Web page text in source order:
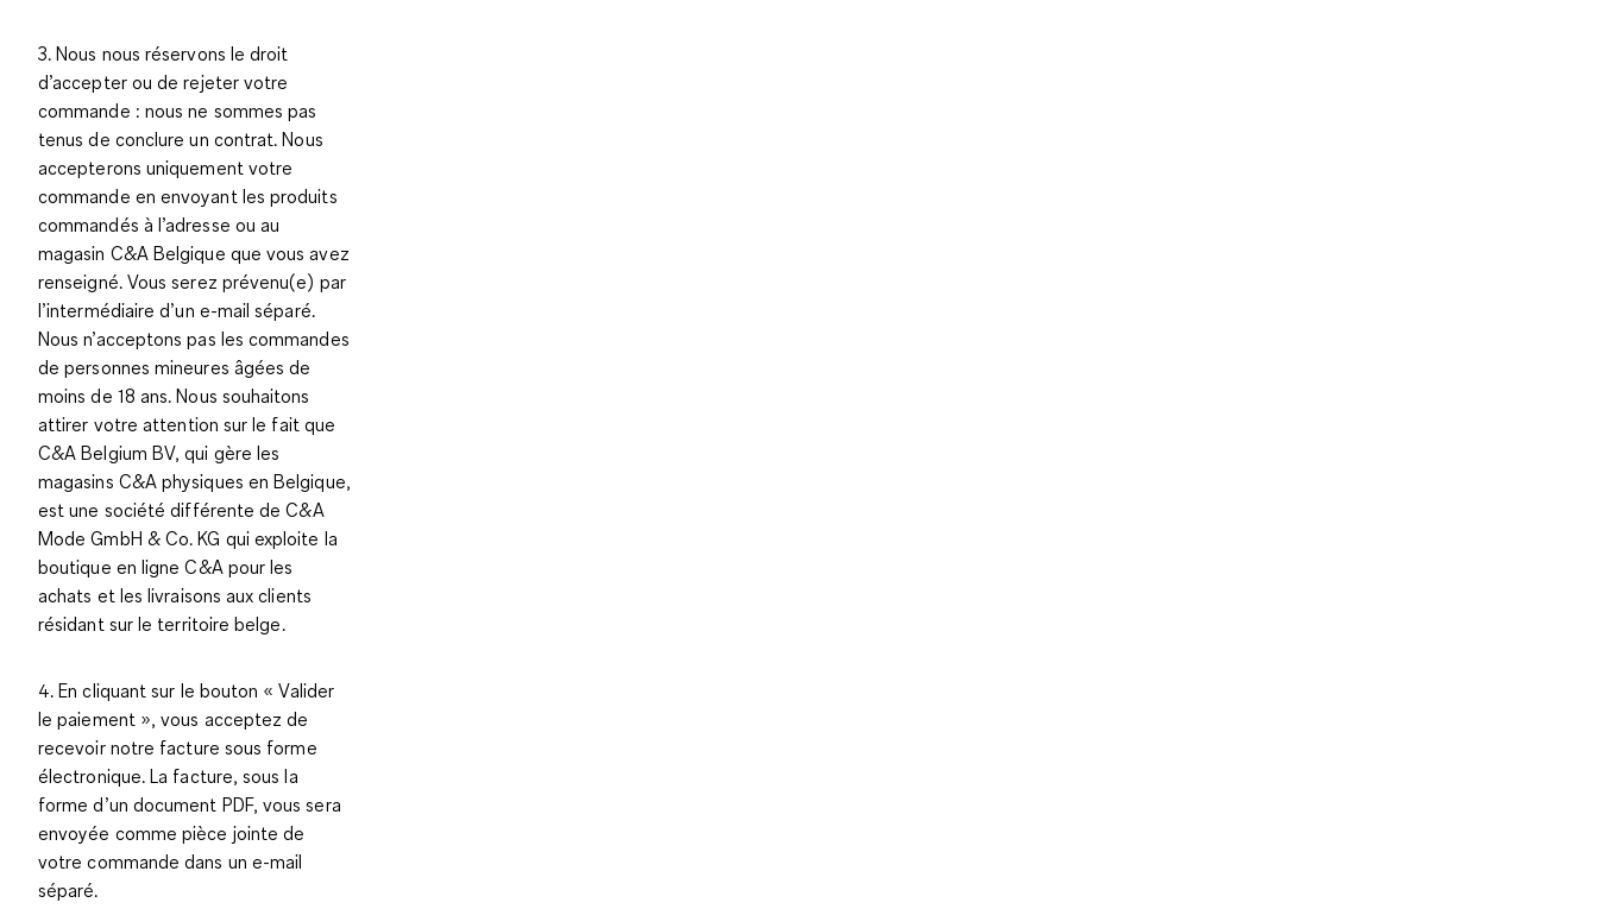
3. Nous nous réservons le droit
d’accepter ou de rejeter votre
commande : nous ne sommes pas
tenus de conclure un contrat. Nous
accepterons uniquement votre
commande en envoyant les produits
commandés à l’adresse ou au
magasin C&A Belgique que vous avez
renseigné. Vous serez prévenu(e) par
l’intermédiaire d’un e-mail séparé.
Nous n’acceptons pas les commandes
de personnes mineures âgées de
moins de 18 ans. Nous souhaitons
attirer votre attention sur le fait que
C&A Belgium BV, qui gère les
magasins C&A physiques en Belgique,
est une société différente de C&A
Mode GmbH & Co. KG qui exploite la
boutique en ligne C&A pour les
achats et les livraisons aux clients
résidant sur le territoire belge.
4. En cliquant sur le bouton « Valider
le paiement », vous acceptez de
recevoir notre facture sous forme
électronique. La facture, sous la
forme d’un document PDF, vous sera
envoyée comme pièce jointe de
votre commande dans un e-mail
séparé.